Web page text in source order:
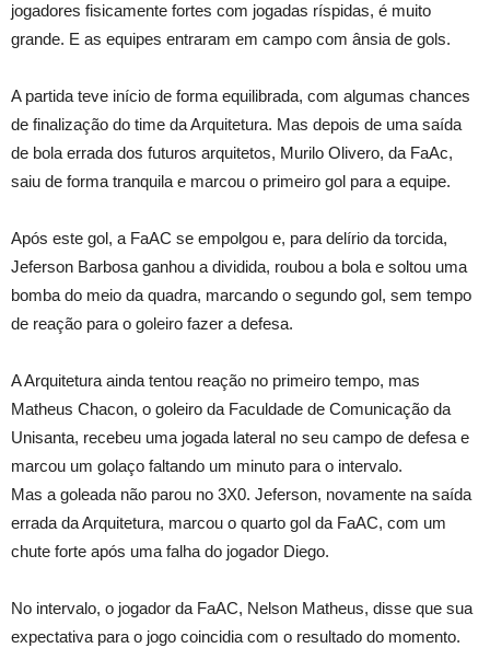
jogadores fisicamente fortes com jogadas ríspidas, é muito
grande. E as equipes entraram em campo com ânsia de gols.
A partida teve início de forma equilibrada, com algumas chances
de finalização do time da Arquitetura. Mas depois de uma saída
de bola errada dos futuros arquitetos, Murilo Olivero, da FaAc,
saiu de forma tranquila e marcou o primeiro gol para a equipe.
Após este gol, a FaAC se empolgou e, para delírio da torcida,
Jeferson Barbosa ganhou a dividida, roubou a bola e soltou uma
bomba do meio da quadra, marcando o segundo gol, sem tempo
de reação para o goleiro fazer a defesa.
A Arquitetura ainda tentou reação no primeiro tempo, mas
Matheus Chacon, o goleiro da Faculdade de Comunicação da
Unisanta, recebeu uma jogada lateral no seu campo de defesa e
marcou um golaço faltando um minuto para o intervalo.
Mas a goleada não parou no 3X0. Jeferson, novamente na saída
errada da Arquitetura, marcou o quarto gol da FaAC, com um
chute forte após uma falha do jogador Diego.
No intervalo, o jogador da FaAC, Nelson Matheus, disse que sua
expectativa para o jogo coincidia com o resultado do momento.